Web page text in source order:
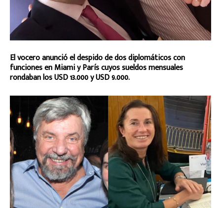
El vocero anunció el despido de dos diplomáticos con
funciones en Miami y París cuyos sueldos mensuales
rondaban los USD 13.000 y USD 9.000.